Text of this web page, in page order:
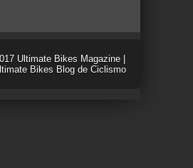
Ultimate Bikes Magazine|
Bikes Blog de Ciclismo